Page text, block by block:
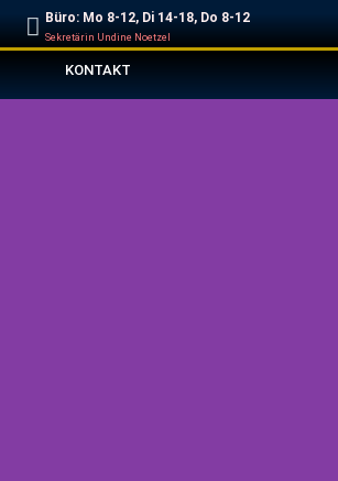
Büro: Mo 8-12, Di 14-18, Do 8-12
Sekretärin Undine Noetzel
KONTAKT